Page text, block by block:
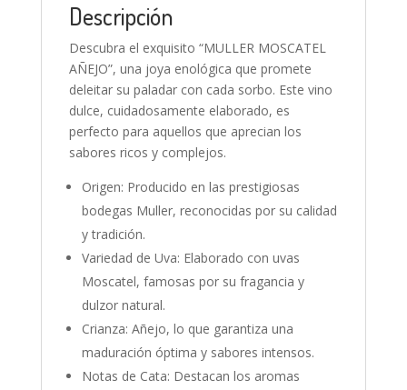
Descripción
Descubra el exquisito “MULLER MOSCATEL
AÑEJO”, una joya enológica que promete
deleitar su paladar con cada sorbo. Este vino
dulce, cuidadosamente elaborado, es
perfecto para aquellos que aprecian los
sabores ricos y complejos.
Origen: Producido en las prestigiosas
bodegas Muller, reconocidas por su calidad
y tradición.
Variedad de Uva: Elaborado con uvas
Moscatel, famosas por su fragancia y
dulzor natural.
Crianza: Añejo, lo que garantiza una
maduración óptima y sabores intensos.
Notas de Cata: Destacan los aromas